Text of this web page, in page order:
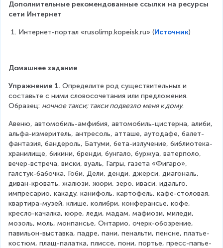
Дополнительные рекомендованные ссылки на ресурсы
сети Интернет
Интернет-портал «rusolimp.kopeisk.ru» (Источник)
Домашнее задание
Упражнение 1. Определите род существительных и
составьте с ними словосочетания или предложения.
Образец: ночное такси; такси подвезло меня к дому.
Авеню, автомобиль-амфибия, автомобиль-цистерна, алиби,
альфа-измеритель, антресоль, атташе, аутодафе, балет-
фантазия, бандероль, Батуми, бета-излучение, библиотека-
хранилище, бикини, бренди, бунгало, буржуа, ватерполо,
вечер-встреча, виски, вуаль, Гагры, газета «Фигаро»,
галстук-бабочка, Гоби, Дели, денди, джерси, диагональ,
диван-кровать, жалюзи, жюри, зеро, иваси, идальго,
импресарио, какаду, канифоль, картофель, кафе-столовая,
квартира-музей, клише, колибри, конферансье, кофе,
кресло-качалка, кюре, леди, мадам, мафиози, миледи,
мозоль, моль, монпансье, Онтарио, очерк-обозрение,
павильон-выставка, падре, пани, пенальти, пенсне, платье-
костюм, плащ-палатка, плиссе, пони, портье, пресс-папье-